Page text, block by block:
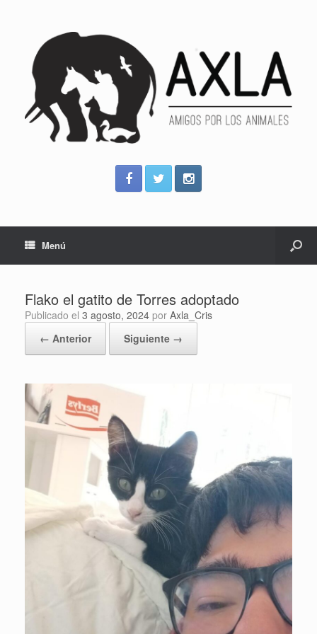
Menú
Flako el gatito de Torres adoptado
Publicado el 3 agosto, 2024 por Axla_Cris
← Anterior
Siguiente →